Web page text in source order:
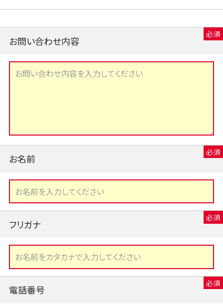
お問い合わせ内容
お名前
フリガナ
電話番号